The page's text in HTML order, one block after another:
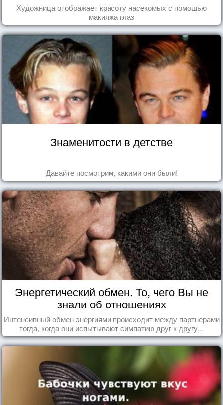
Художница отображает красоту насекомых с помощью
макияжа глаз
Знаменитости в детстве
Давайте посмотрим, какими они были!
Энергетический обмен. То, чего Вы не
знали об отношениях
Интенсивный обмен энергиями происходит между партнерами
тогда, когда они испытывают симпатию друг к другу...